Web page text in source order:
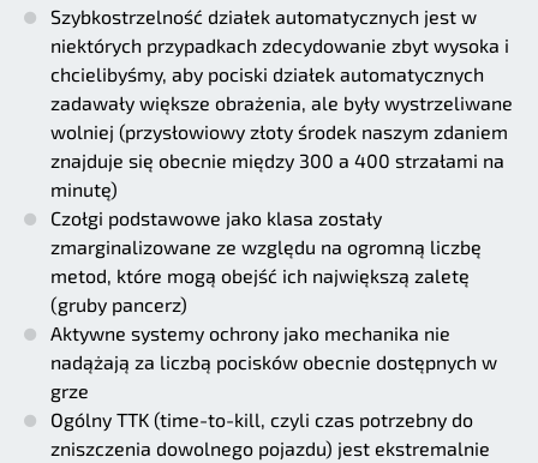
Szybkostrzelność działek automatycznych jest w
niektórych przypadkach zdecydowanie zbyt wysoka i
chcielibyśmy, aby pociski działek automatycznych
zadawały większe obrażenia, ale były wystrzeliwane
wolniej (przysłowiowy złoty środek naszym zdaniem
znajduje się obecnie między 300 a 400 strzałami na
minutę)
Czołgi podstawowe jako klasa zostały
zmarginalizowane ze względu na ogromną liczbę
metod, które mogą obejść ich największą zaletę
(gruby pancerz)
Aktywne systemy ochrony jako mechanika nie
nadążają za liczbą pocisków obecnie dostępnych w
grze
Ogólny TTK (time-to-kill, czyli czas potrzebny do
zniszczenia dowolnego pojazdu) jest ekstremalnie